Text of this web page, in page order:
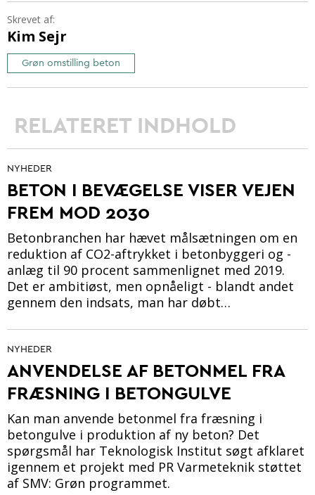
Skrevet af:
Kim Sejr
Grøn omstilling beton
RELATERET INDHOLD
NYHEDER
BETON I BEVÆGELSE VISER VEJEN
FREM MOD 2030
Betonbranchen har hævet målsætningen om en
reduktion af CO2-aftrykket i betonbyggeri og -
anlæg til 90 procent sammenlignet med 2019.
Det er ambitiøst, men opnåeligt - blandt andet
gennem den indsats, man har døbt…
NYHEDER
ANVENDELSE AF BETONMEL FRA
FRÆSNING I BETONGULVE
Kan man anvende betonmel fra fræsning i
betongulve i produktion af ny beton? Det
spørgsmål har Teknologisk Institut søgt afklaret
igennem et projekt med PR Varmeteknik støttet
af SMV: Grøn programmet.